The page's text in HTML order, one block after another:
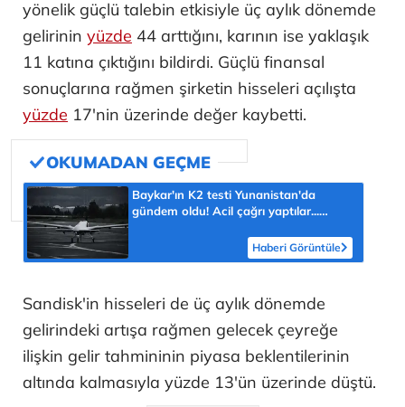
yönelik güçlü talebin etkisiyle üç aylık dönemde
gelirinin yüzde 44 arttığını, karının ise yaklaşık
11 katına çıktığını bildirdi. Güçlü finansal
sonuçlarına rağmen şirketin hisseleri açılışta
yüzde 17'nin üzerinde değer kaybetti.
Baykar'ın K2 testi Yunanistan'da
gündem oldu! Acil çağrı yaptılar...
Haberi Görüntüle
Sandisk'in hisseleri de üç aylık dönemde
gelirindeki artışa rağmen gelecek çeyreğe
ilişkin gelir tahmininin piyasa beklentilerinin
altında kalmasıyla yüzde 13'ün üzerinde düştü.